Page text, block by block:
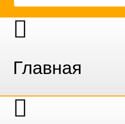
Главная